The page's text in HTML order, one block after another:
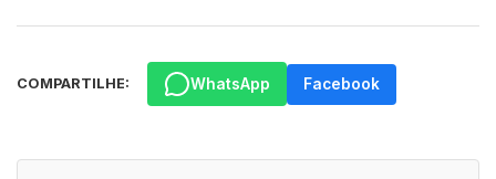
COMPARTILHE: WhatsApp Facebook